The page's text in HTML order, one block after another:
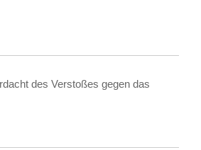
des Verstoßes gegen das